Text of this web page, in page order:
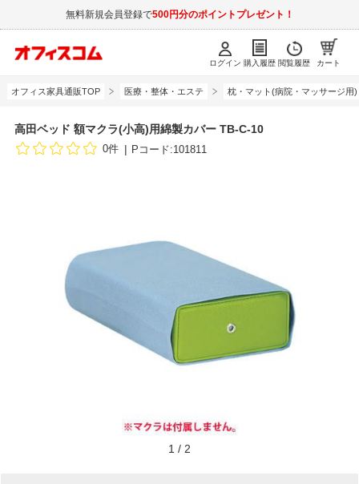
無料新規会員登録で500円分のポイントプレゼント！
ログイン 購入履歴 閲覧履歴 カート
オフィス家具通販TOP 医療・整体・エステ 枕・マット(病院・マッサージ用)
高田ベッド 額マクラ(小高)用綿製カバー TB-C-10
0件 Pコード:101811
1 / 2